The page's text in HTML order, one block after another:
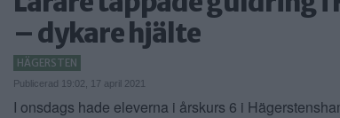
– dykare hjälte
HÄGERSTEN
Publicerad 19:02, 17 april 2021
I onsdags hade eleverna i årskurs 6 i